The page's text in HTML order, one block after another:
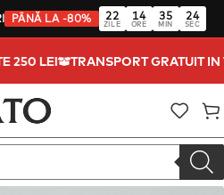
PÂNĂ LA -80% 22
ZILE
14
ORE
35
MIN
23
SEC
250 LEI TRANSPORT